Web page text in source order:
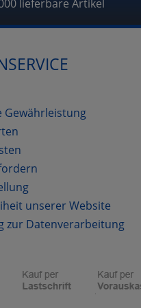
lieferbare Artikel
Gewährleistung
unserer Website
zur Datenverarbeitung